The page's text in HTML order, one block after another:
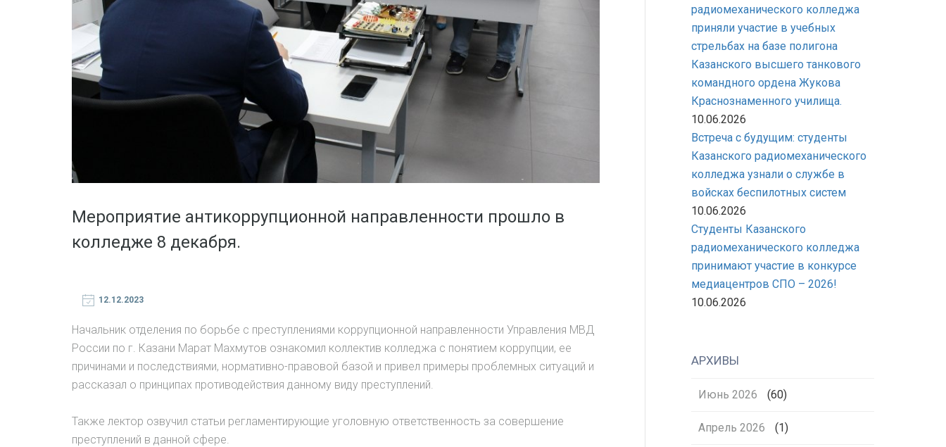
Мероприятие антикоррупционной направленности прошло в
колледже 8 декабря.
12.12.2023
Начальник отделения по борьбе с преступлениями коррупционной направленности Управления МВД
России по г. Казани Марат Махмутов ознакомил коллектив колледжа с понятием коррупции, ее
причинами и последствиями, нормативно-правовой базой и привел примеры проблемных ситуаций и
рассказал о принципах противодействия данному виду преступлений.
Также лектор озвучил статьи регламентирующие уголовную ответственность за совершение
преступлений в данной сфере.
радиомеханического колледжа
приняли участие в учебных
стрельбах на базе полигона
Казанского высшего танкового
командного ордена Жукова
Краснознаменного училища.
10.06.2026
Встреча с будущим: студенты
Казанского радиомеханического
колледжа узнали о службе в
войсках беспилотных систем
10.06.2026
Студенты Казанского
радиомеханического колледжа
принимают участие в конкурсе
медиацентров СПО – 2026!
10.06.2026
АРХИВЫ
Июнь 2026 (60)
Апрель 2026 (1)